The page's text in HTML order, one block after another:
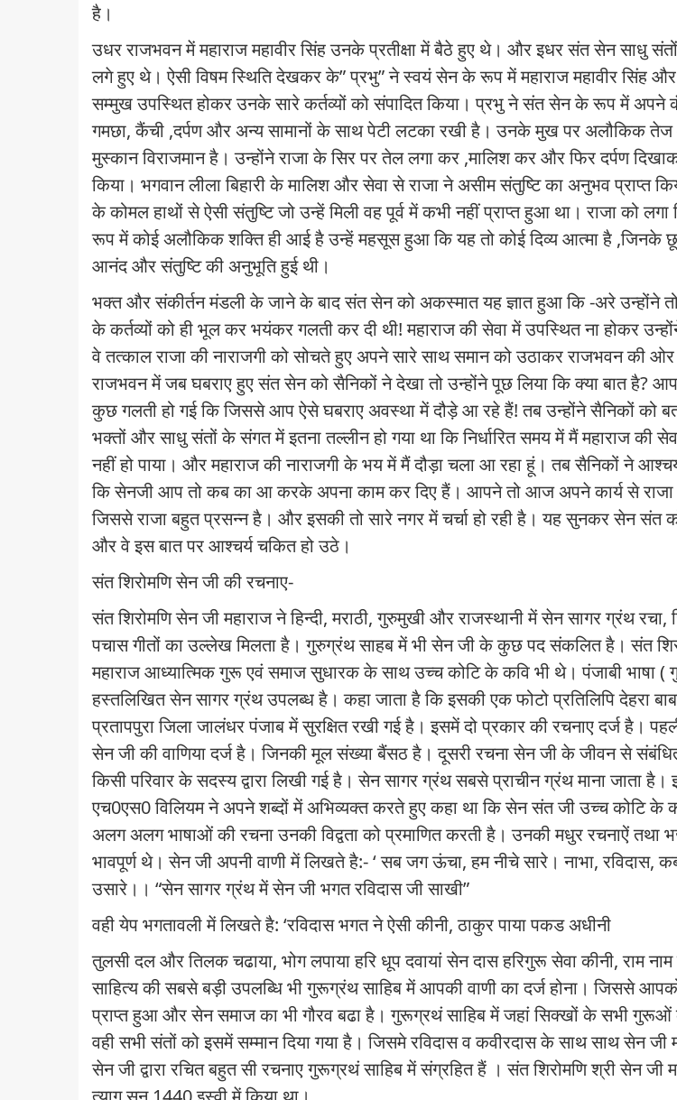
है।
उधर राजभवन में महाराज महावीर सिंह उनके प्रतीक्षा में बैठे हुए थे। और इधर संत सेन साधु
लगे हुए थे। ऐसी विषम स्थिति देखकर के” प्रभु” ने स्वयं सेन के रूप में महाराज महावीर सिंह और
सम्मुख उपस्थित होकर उनके सारे कर्तव्यों को संपादित किया। प्रभु ने संत सेन के रूप में अपने
गमछा,कैंची ,दर्पण और अन्य सामानों के साथ पेटी लटका रखी है। उनके मुख पर अलौकिक तेज
मुस्कान विराजमान है। उन्होंने राजा के सिर पर तेल लगा कर ,मालिश कर और फिर दर्पण
किया। भगवान लीला बिहारी के मालिश और सेवा से राजा ने असीम संतुष्टि का अनुभव प्राप्त
के कोमल हाथों से ऐसी संतुष्टि जो उन्हें मिली वह पूर्व में कभी नहीं प्राप्त हुआ था। राजा को
रूप में कोई अलौकिक शक्ति ही आई है उन्हें महसूस हुआ कि यह तो कोई दिव्य आत्मा है ,जिनके
आनंद और संतुष्टि की अनुभूति हुई थी।
भक्त और संकीर्तन मंडली के जाने के बाद संत सेन को अकस्मात यह ज्ञात हुआ कि -अरे उन्होंने
के कर्तव्यों को ही भूल कर भयंकर गलती कर दी थी! महाराज की सेवा में उपस्थित ना होकर
वे तत्काल राजा की नाराजगी को सोचते हुए अपने सारे साथ समान को उठाकर राजभवन की
राजभवन में जब घबराए हुए संत सेन को सैनिकों ने देखा तो उन्होंने पूछ लिया कि क्या बात है?
कुछ गलती हो गई कि जिससे आप ऐसे घबराए अवस्था में दौड़े आ रहे हैं! तब उन्होंने सैनिकों को
भक्तों और साधु संतों के संगत में इतना तल्लीन हो गया था कि निर्धारित समय में मैं महाराज की
नहीं हो पाया। और महाराज की नाराजगी के भय में मैं दौड़ा चला आ रहा हूं। तब सैनिकों ने
कि सेनजी आप तो कब का आ करके अपना काम कर दिए हैं। आपने तो आज अपने कार्य से राजा
जिससे राजा बहुत प्रसन्न है। और इसकी तो सारे नगर में चर्चा हो रही है। यह सुनकर सेन संत
और वे इस बात पर आश्चर्य चकित हो उठे।
संत शिरोमणि सेन जी की रचनाए-
संत शिरोमणि सेन जी महाराज ने हिन्दी,मराठी,गुरुमुखी और राजस्थानी में सेन सागर ग्रंथ रचा,
पचास गीतों का उल्लेख मिलता है। गुरुग्रंथ साहब में भी सेन जी के कुछ पद संकलित है। संत
महाराज आध्यात्मिक गुरू एवं समाज सुधारक के साथ उच्च कोटि के कवि भी थे। पंजाबी भाषा (
हस्तलिखित सेन सागर ग्रंथ उपलब्ध है। कहा जाता है कि इसकी एक फोटो प्रतिलिपि देहरा
प्रतापपुरा जिला जालंधर पंजाब में सुरक्षित रखी गई है। इसमें दो प्रकार की रचनाए दर्ज है।
सेन जी की वाणिया दर्ज है। जिनकी मूल संख्या बैंसठ है। दूसरी रचना सेन जी के जीवन से
किसी परिवार के सदस्य द्वारा लिखी गई है। सेन सागर ग्रंथ सबसे प्राचीन ग्रंथ माना जाता है।
एच0एस0विलियम ने अपने शब्दों में अभिव्यक्त करते हुए कहा था कि सेन संत जी उच्च कोटि के
अलग अलग भाषाओं की रचना उनकी विद्वता को प्रमाणित करती है। उनकी मधुर रचनाऐं तथा
भावपूर्ण थे। सेन जी अपनी वाणी में लिखते है:-‘सब जग ऊंचा,हम नीचे सारे। नाभा,रविदास,
उसारे।। “सेन सागर ग्रंथ में सेन जी भगत रविदास जी साखी”
वही येप भगतावली में लिखते है: ‘रविदास भगत ने ऐसी कीनी,ठाकुर पाया पकड अधीनी
तुलसी दल और तिलक चढाया, भोग लपाया हरि धूप दवायां सेन दास हरिगुरू सेवा कीनी,राम
साहित्य की सबसे बड़ी उपलब्धि भी गुरूग्रंथ साहिब में आपकी वाणी का दर्ज होना। जिससे
प्राप्त हुआ और सेन समाज का भी गौरव बढा है। गुरूग्रथं साहिब में जहां सिक्खों के सभी गुरूओं
वही सभी संतों को इसमें सम्मान दिया गया है। जिसमे रविदास व कवीरदास के साथ साथ सेन जी
सेन जी द्वारा रचित बहुत सी रचनाए गुरूग्रथं साहिब में संग्रहित हैं । संत शिरोमणि श्री सेन जी